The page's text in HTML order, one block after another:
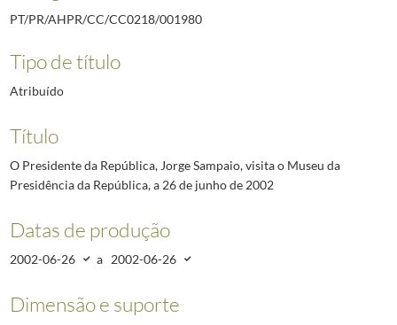
PT/PR/AHPR/CC/CC0218/001980
Tipo de título
Atribuído
Título
O Presidente da República, Jorge Sampaio, visita o Museu da
Presidência da República, a 26 de junho de 2002
Datas de produção
2002-06-26 a 2002-06-26
Dimensão e suporte